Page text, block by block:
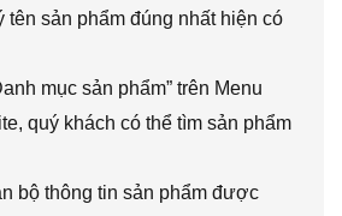
tên sản phẩm đúng nhất hiện có
mục sản phẩm” trên Menu
quý khách có thể tìm sản phẩm
bộ thông tin sản phẩm được